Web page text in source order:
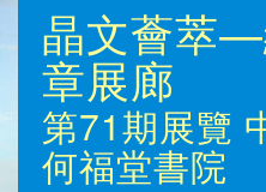
晶文薈萃
章展廊
第71期展覽
何福堂書院